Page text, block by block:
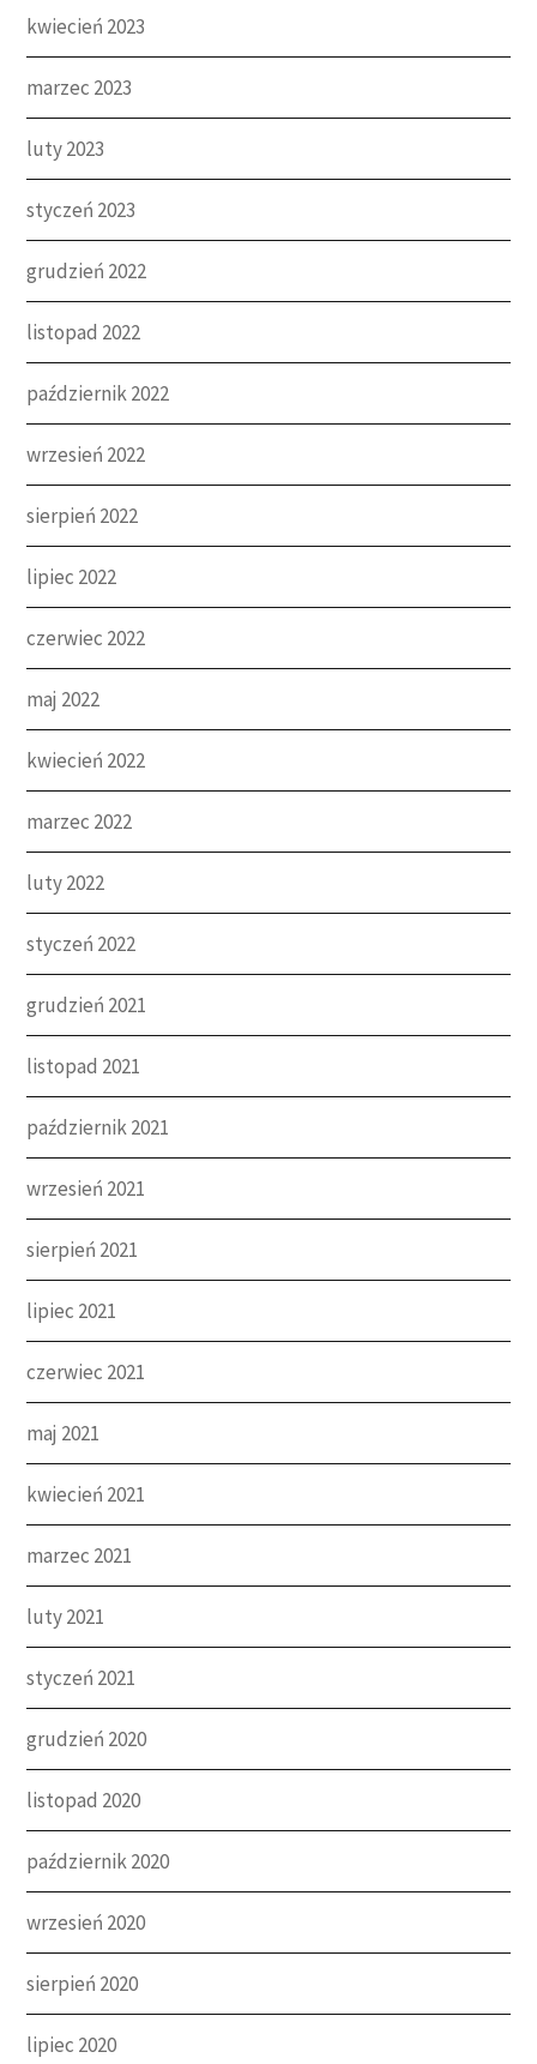
kwiecień 2023
marzec 2023
luty 2023
styczeń 2023
grudzień 2022
listopad 2022
październik 2022
wrzesień 2022
sierpień 2022
lipiec 2022
czerwiec 2022
maj 2022
kwiecień 2022
marzec 2022
luty 2022
styczeń 2022
grudzień 2021
listopad 2021
październik 2021
wrzesień 2021
sierpień 2021
lipiec 2021
czerwiec 2021
maj 2021
kwiecień 2021
marzec 2021
luty 2021
styczeń 2021
grudzień 2020
listopad 2020
październik 2020
wrzesień 2020
sierpień 2020
lipiec 2020